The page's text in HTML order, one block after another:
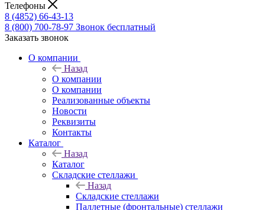
Телефоны
8 (4852) 66-43-13
8 (800) 700-78-97 Звонок бесплатный
Заказать звонок
О компании
Назад
О компании
О компании
Реализованные объекты
Новости
Реквизиты
Контакты
Каталог
Назад
Каталог
Складские стеллажи
Назад
Складские стеллажи
Паллетные (фронтальные) стеллажи